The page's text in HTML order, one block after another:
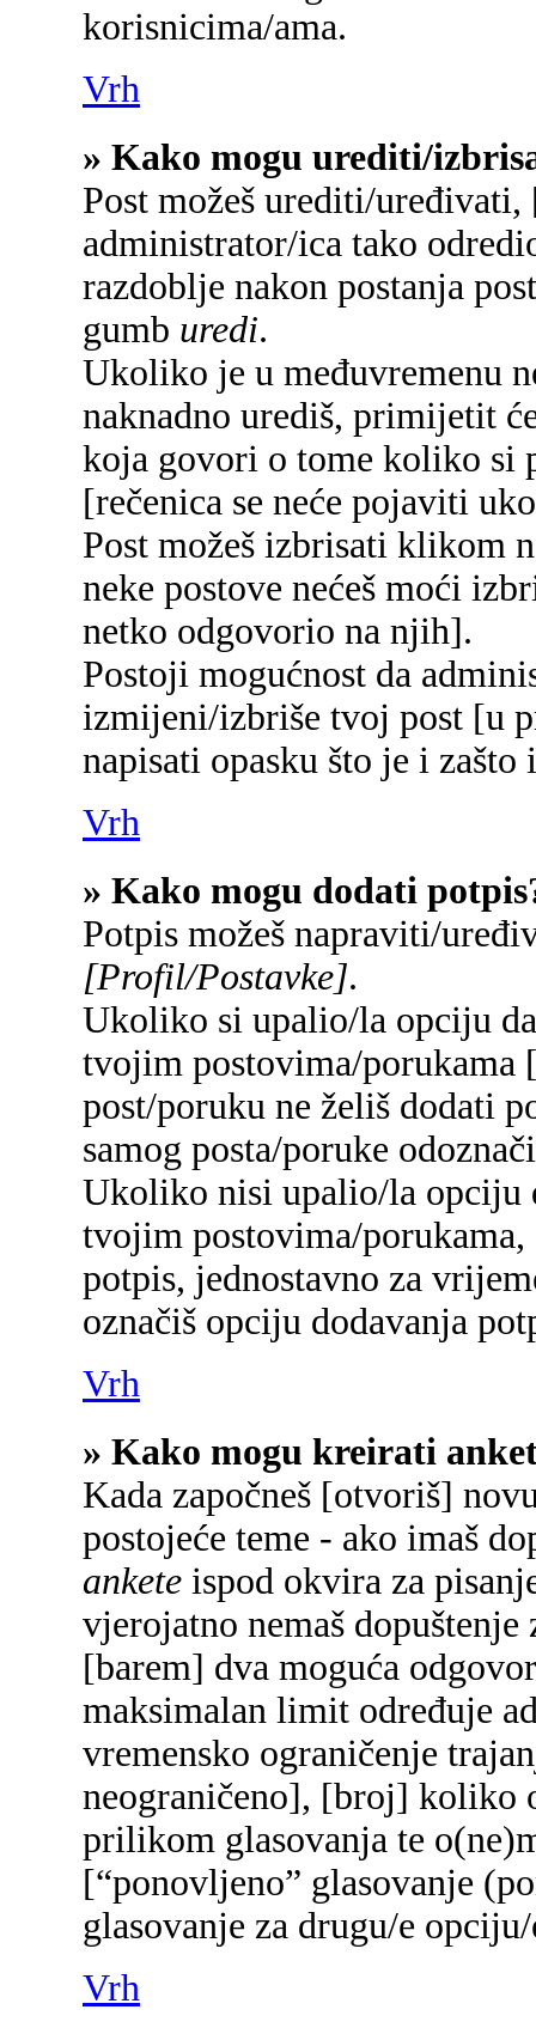
korisnicima/ama.
Vrh
» Kako mogu urediti/
Post možeš urediti/
administrator/ica tako
razdoblje nakon postanja
gumb uredi.
Ukoliko je u međuvremenu
naknadno urediš, primijetit
koja govori o tome koliko si
[rečenica se neće pojaviti
Post možeš izbrisati klikom
neke postove nećeš moći
netko odgovorio na njih].
Postoji mogućnost da
izmijeni/izbriše tvoj post [u
napisati opasku što je i
Vrh
» Kako mogu dodati
Potpis možeš napraviti/
[Profil/Postavke].
Ukoliko si upalio/la opciju
tvojim postovima/porukama
post/poruku ne želiš dodati
samog posta/poruke
Ukoliko nisi upalio/la opciju
tvojim postovima/
potpis, jednostavno za
označiš opciju dodavanja
Vrh
» Kako mogu kreirati
Kada započneš [otvoriš]
postojeće teme - ako imaš
ankete ispod okvira za
vjerojatno nemaš
[barem] dva moguća
maksimalan limit određuje
vremensko ograničenje
neograničeno], [broj] koliko
prilikom glasovanja te
[“ponovljeno” glasovanje
glasovanje za drugu/e
Vrh